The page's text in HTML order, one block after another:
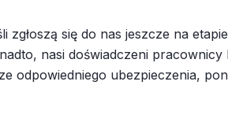
zgłoszą się do nas jeszcze na
nasi doświadczeni pracownicy
ubezpieczenia,